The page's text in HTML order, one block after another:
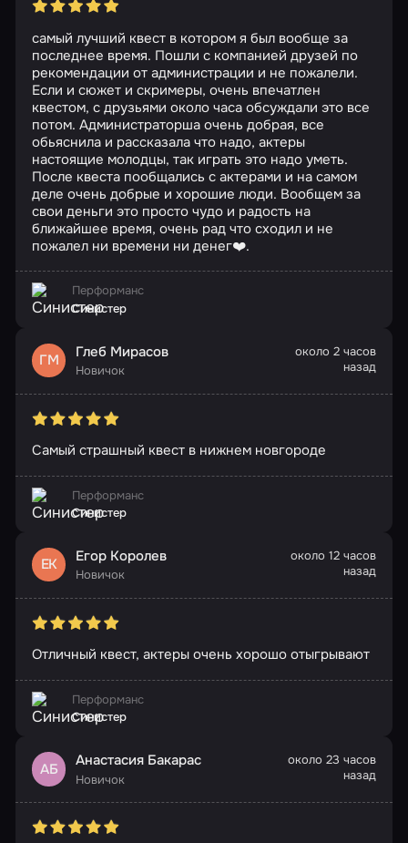
самый лучший квест в котором я был вообще за
последнее время. Пошли с компанией друзей по
рекомендации от администрации и не пожалели.
Если и сюжет и скримеры, очень впечатлен
квестом, с друзьями около часа обсуждали это все
потом. Администраторша очень добрая, все
обьяснила и рассказала что надо, актеры
настоящие молодцы, так играть это надо уметь.
После квеста пообщались с актерами и на самом
деле очень добрые и хорошие люди. Вообщем за
свои деньги это просто чудо и радость на
ближайшее время, очень рад что сходил и не
пожалел ни времени ни денег❤️.
Перформанс
Синистер
ГМ Глеб Мирасов
Новичок
около 2 часов
назад
Самый страшный квест в нижнем новгороде
Перформанс
Синистер
ЕК Егор Королев
Новичок
около 12 часов
назад
Отличный квест, актеры очень хорошо отыгрывают
Перформанс
Синистер
АБ Анастасия Бакарас
Новичок
около 23 часов
назад